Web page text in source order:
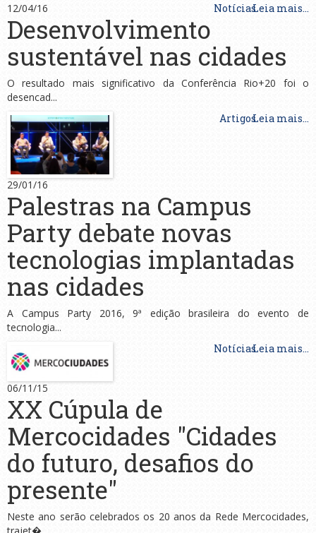
NotíciasLeia mais...
12/04/16
Desenvolvimento
sustentável nas cidades
O resultado mais significativo da Conferência Rio+20 foi o
desencad...
ArtigosLeia mais...
29/01/16
Palestras na Campus
Party debate novas
tecnologias implantadas
nas cidades
A Campus Party 2016, 9ª edição brasileira do evento de
tecnologia...
NotíciasLeia mais...
06/11/15
XX Cúpula de
Mercocidades "Cidades
do futuro, desafios do
presente"
Neste ano serão celebrados os 20 anos da Rede Mercocidades,